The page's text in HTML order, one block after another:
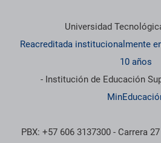
Información institucional
Universidad
Reacreditada institucionalmente
10 años
- Institución de Educación
PBX: +57 606 3137300 - Carrera